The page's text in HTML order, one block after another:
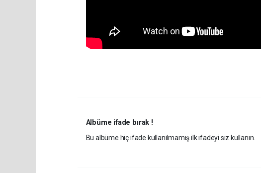
Albüme ifade bırak !
Bu albüme hiç ifade kullanılmamış ilk ifadeyi siz kullanın.